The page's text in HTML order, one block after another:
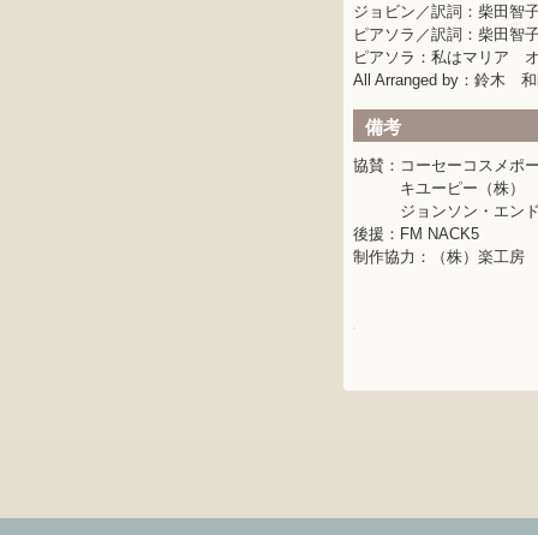
ジョビン／訳詞：柴田智
ピアソラ／訳詞：柴田智
ピアソラ：私はマリア
All Arranged by：鈴木
備考
協賛：コーセーコスメポ
キユーピー（株）
ジョンソン・エンド・
後援：FM NACK5
制作協力：（株）楽工房